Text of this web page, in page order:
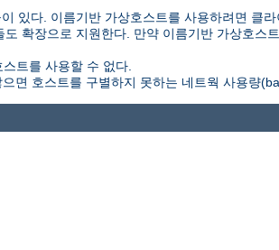
있다. 이름기반 가상호스트를 사용하려면 클
확장으로 지원한다. 만약 이름기반 가상호스
트를 사용할 수 없다.
면 호스트를 구별하지 못하는 네트웍 사용량